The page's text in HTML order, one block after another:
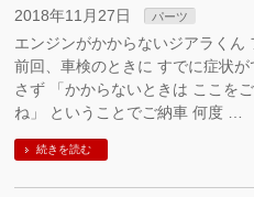
2018年11月27日 パーツ
エンジンがかからないジアラくん
前回、車検のときに すでに症状
さず 「かからないときは ここを
ね」 ということでご納車 何度 …
続きを読む